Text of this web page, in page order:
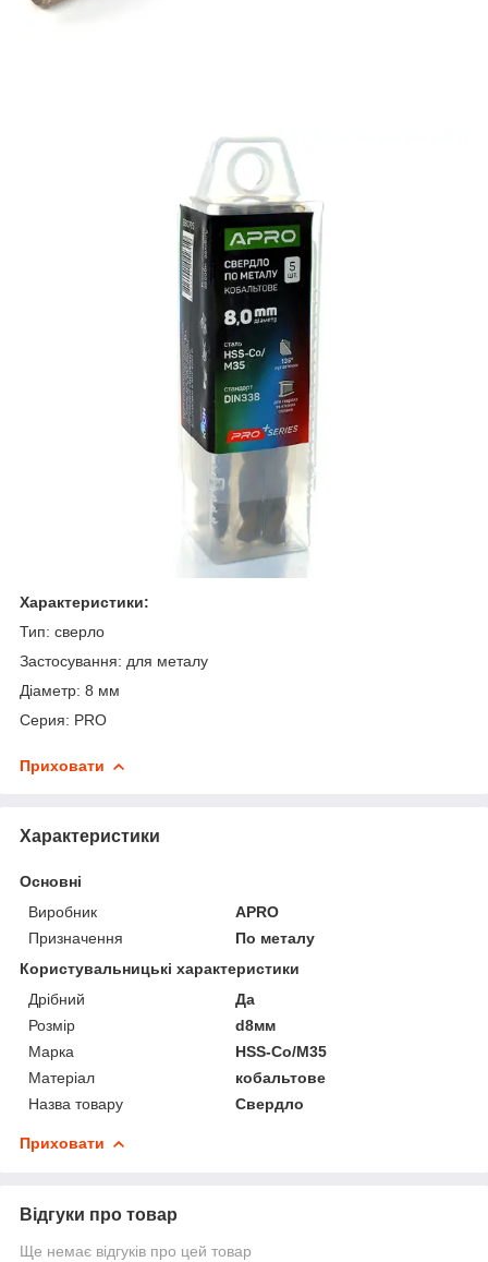
Характеристики:
Тип: сверло
Застосування: для металу
Діаметр: 8 мм
Серия: PRO
Приховати
Характеристики
Основні
Виробник
APRO
Призначення
По металу
Користувальницькі характеристики
Дрібний
Да
Розмір
d8мм
Марка
HSS-Co/M35
Матеріал
кобальтове
Назва товару
Свердло
Приховати
Відгуки про товар
Ще немає відгуків про цей товар